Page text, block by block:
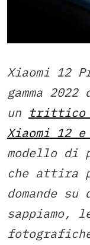
Xiaomi 12
gamma
un trittico
Xiaomi 12 e
modello di
che attira
domande
sappiamo,